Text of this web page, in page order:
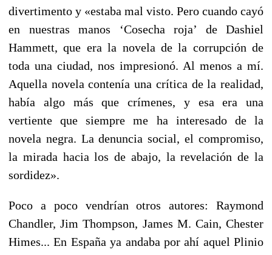
divertimento y «estaba mal visto. Pero cuando cayó
en nuestras manos ‘Cosecha roja’ de Dashiel
Hammett, que era la novela de la corrupción de
toda una ciudad, nos impresionó. Al menos a mí.
Aquella novela contenía una crítica de la realidad,
había algo más que crímenes, y esa era una
vertiente que siempre me ha interesado de la
novela negra. La denuncia social, el compromiso,
la mirada hacia los de abajo, la revelación de la
sordidez».
Poco a poco vendrían otros autores: Raymond
Chandler, Jim Thompson, James M. Cain, Chester
Himes... En España ya andaba por ahí aquel Plinio